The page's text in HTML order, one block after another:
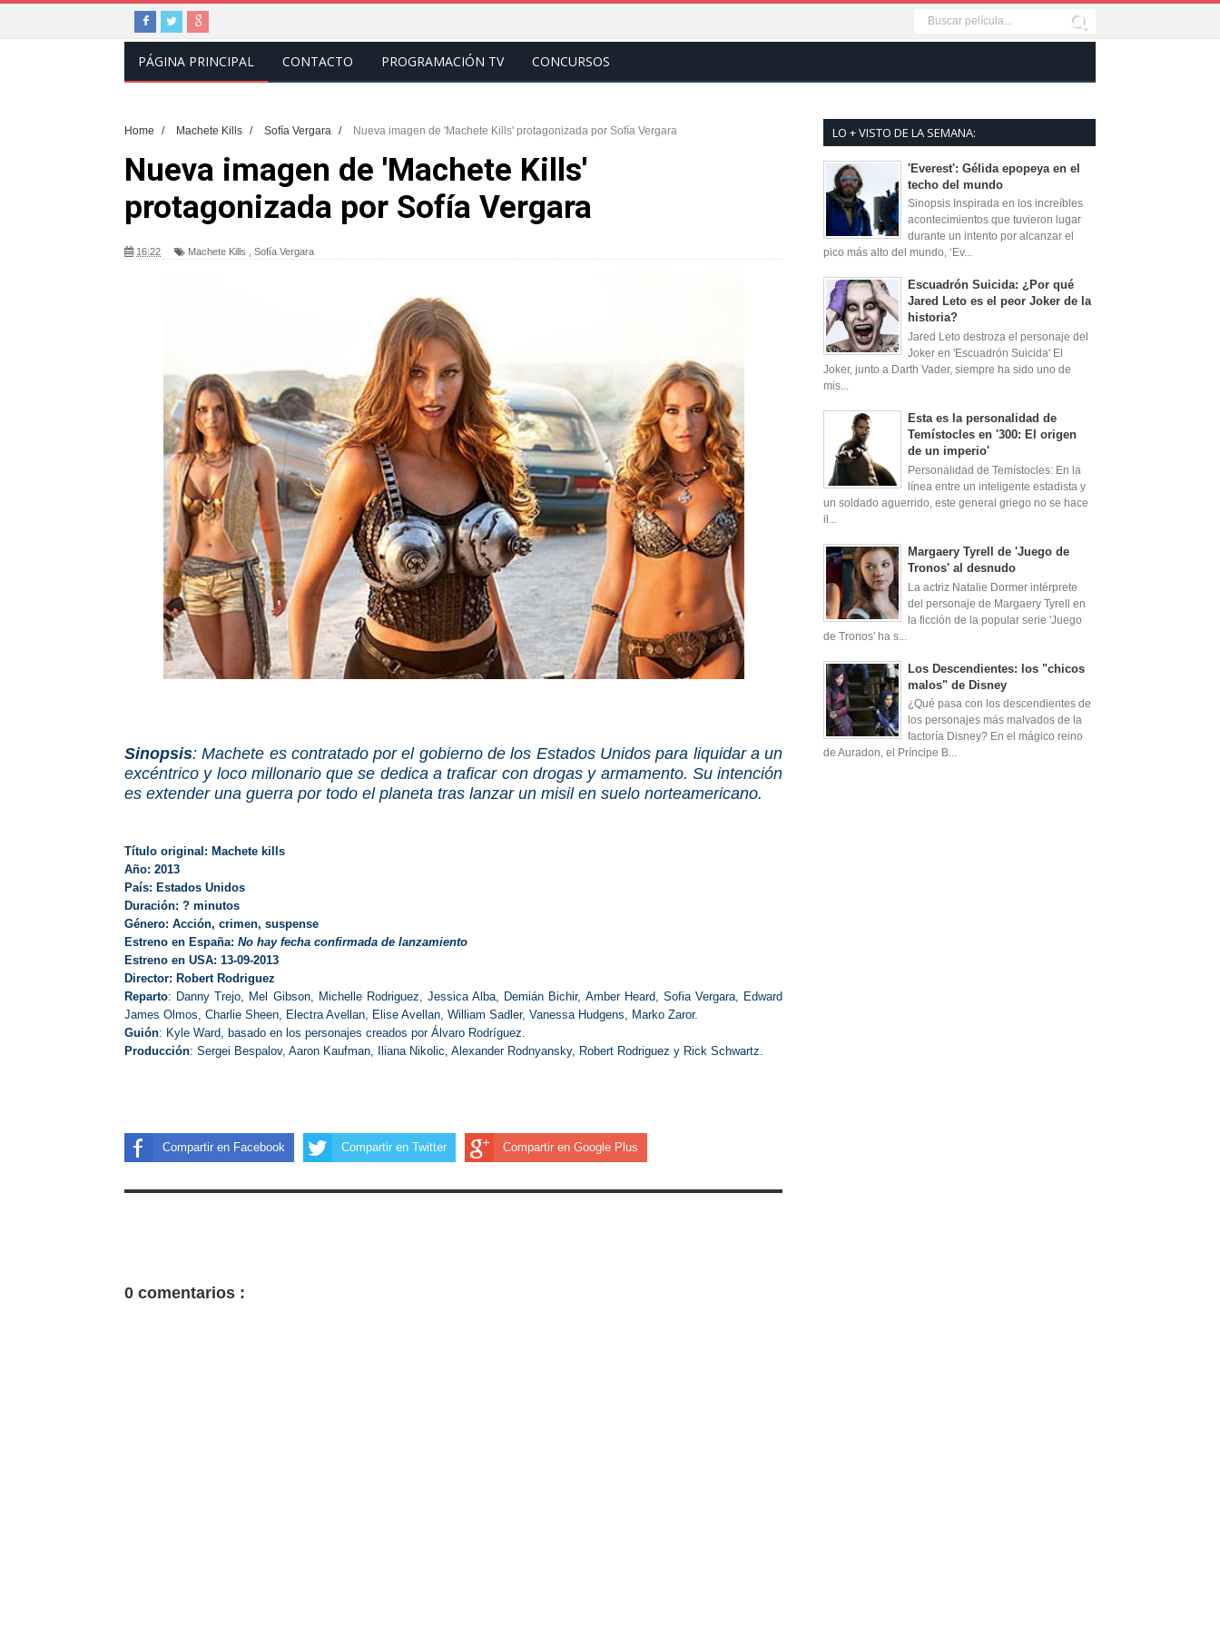
PÁGINA PRINCIPAL CONTACTO PROGRAMACIÓN TV CONCURSOS
Home / Machete Kills / Sofía Vergara / Nueva imagen de 'Machete Kills' protagonizada por Sofía Vergara
Nueva imagen de 'Machete Kills'
protagonizada por Sofía Vergara
16:22 Machete Kills Sofía Vergara
Sinopsis: Machete es contratado por el gobierno de los Estados Unidos para liquidar a un
excéntrico y loco millonario que se dedica a traficar con drogas y armamento. Su intención
es extender una guerra por todo el planeta tras lanzar un misil en suelo norteamericano.
Título original: Machete kills
Año: 2013
País: Estados Unidos
Duración: ? minutos
Género: Acción, crimen, suspense
Estreno en España: No hay fecha confirmada de lanzamiento
Estreno en USA: 13-09-2013
Director: Robert Rodriguez
Reparto: Danny Trejo, Mel Gibson, Michelle Rodriguez, Jessica Alba, Demián Bichir, Amber Heard, Sofia Vergara, Edward
James Olmos, Charlie Sheen, Electra Avellan, Elise Avellan, William Sadler, Vanessa Hudgens, Marko Zaror.
Guión: Kyle Ward, basado en los personajes creados por Álvaro Rodríguez.
Producción: Sergei Bespalov, Aaron Kaufman, Iliana Nikolic, Alexander Rodnyansky, Robert Rodriguez y Rick Schwartz.
Compartir en Facebook Compartir en Twitter Compartir en Google Plus
0 comentarios :
LO + VISTO DE LA SEMANA:
'Everest': Gélida epopeya en el
techo del mundo
Sinopsis Inspirada en los increíbles
acontecimientos que tuvieron lugar
durante un intento por alcanzar el
pico más alto del mundo, ‘Ev...
Escuadrón Suicida: ¿Por qué
Jared Leto es el peor Joker de la
historia?
Jared Leto destroza el personaje del
Joker en 'Escuadrón Suicida' El
Joker, junto a Darth Vader, siempre ha sido uno de
mis...
Esta es la personalidad de
Temístocles en '300: El origen
de un imperio'
Personalidad de Temístocles: En la
línea entre un inteligente estadista y
un soldado aguerrido, este general griego no se hace
il...
Margaery Tyrell de 'Juego de
Tronos' al desnudo
La actriz Natalie Dormer intérprete
del personaje de Margaery Tyrell en
la ficción de la popular serie 'Juego
de Tronos' ha s...
Los Descendientes: los "chicos
malos" de Disney
¿Qué pasa con los descendientes de
los personajes más malvados de la
factoría Disney? En el mágico reino
de Auradon, el Príncipe B...